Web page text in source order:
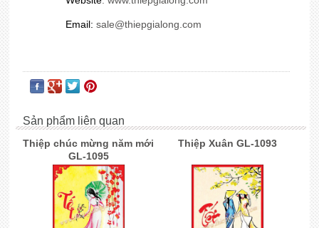
Email: sale@thiepgialong.com
Sản phẩm liên quan
Thiệp chúc mừng năm mới
GL-1095
Thiệp Xuân GL-1093